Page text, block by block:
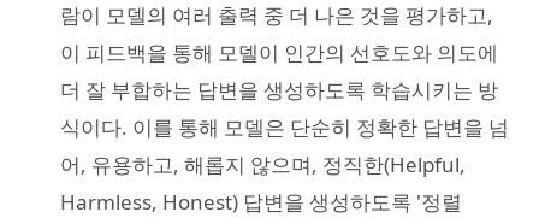
람이 모델의 여러 출력 중 더 나은 것을 평가하고,
이 피드백을 통해 모델이 인간의 선호도와 의도에
더 잘 부합하는 답변을 생성하도록 학습시키는 방
식이다. 이를 통해 모델은 단순히 정확한 답변을 넘
어, 유용하고, 해롭지 않으며, 정직한(Helpful,
Harmless, Honest) 답변을 생성하도록 '정렬